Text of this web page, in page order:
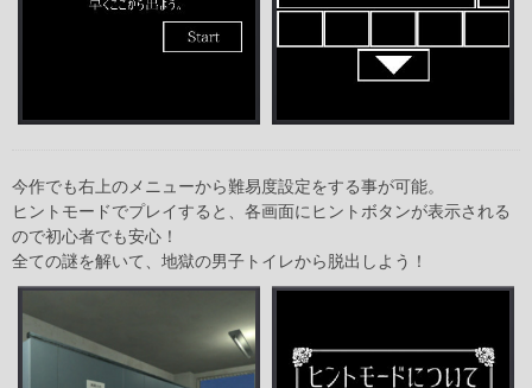
今作でも右上のメニューから難易度設定をする事が可能。
ヒントモードでプレイすると、各画面にヒントボタンが表示される
ので初心者でも安心！
全ての謎を解いて、地獄の男子トイレから脱出しよう！